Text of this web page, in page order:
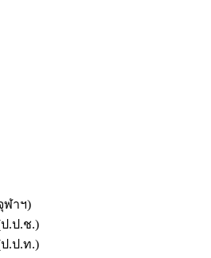
ฬาฯ)
.ป.ช.)
.ป.ท.)